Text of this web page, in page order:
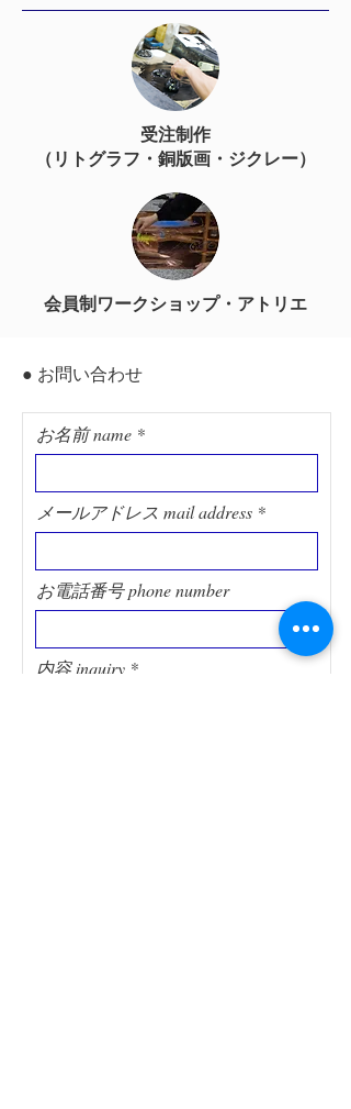
受注制作
（リトグラフ・銅版画・ジクレー）
会員制ワークショップ・アトリエ
● お問い合わせ
お名前 name
メールアドレス mail address
お電話番号 phone number
内容 inquiry